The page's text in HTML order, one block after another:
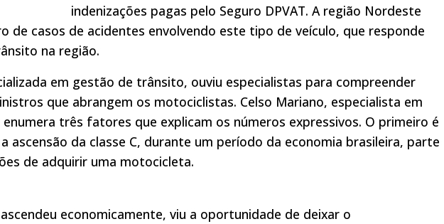
indenizações pagas pelo Seguro DPVAT. A região Nordeste
de casos de acidentes envolvendo este tipo de veículo, que responde
na região.
em gestão de trânsito, ouviu especialistas para compreender
que abrangem os motociclistas. Celso Mariano, especialista em
três fatores que explicam os números expressivos. O primeiro é
ascensão da classe C, durante um período da economia brasileira, parte
de adquirir uma motocicleta.
economicamente, viu a oportunidade de deixar o